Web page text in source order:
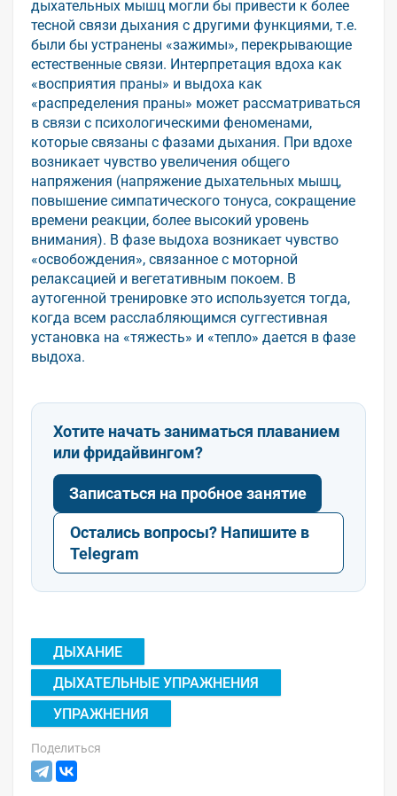
дыхательных мышц могли бы привести к более
тесной связи дыхания с другими функциями, т.е.
были бы устранены «зажимы», перекрывающие
естественные связи. Интерпретация вдоха как
«восприятия праны» и выдоха как
«распределения праны» может рассматриваться
в связи с психологическими феноменами,
которые связаны с фазами дыхания. При вдохе
возникает чувство увеличения общего
напряжения (напряжение дыхательных мышц,
повышение симпатического тонуса, сокращение
времени реакции, более высокий уровень
внимания). В фазе выдоха возникает чувство
«освобождения», связанное с моторной
релаксацией и вегетативным покоем. В
аутогенной тренировке это используется тогда,
когда всем расслабляющимся суггестивная
установка на «тяжесть» и «тепло» дается в фазе
выдоха.
Хотите начать заниматься плаванием
или фридайвингом?
Записаться на пробное занятие
Остались вопросы? Напишите в
Telegram
ДЫХАНИЕ
ДЫХАТЕЛЬНЫЕ УПРАЖНЕНИЯ
УПРАЖНЕНИЯ
Поделиться